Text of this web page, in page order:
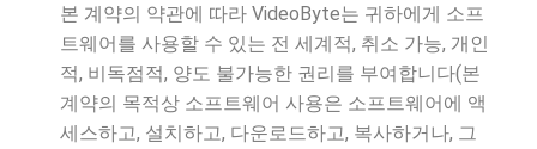
본 계약의 약관에 따라 VideoByte는 귀하에게 소프
트웨어를 사용할 수 있는 전 세계적, 취소 가능, 개인
적, 비독점적, 양도 불가능한 권리를 부여합니다(본
계약의 목적상 소프트웨어 사용은 소프트웨어에 액
세스하고, 설치하고, 다운로드하고, 복사하거나, 그